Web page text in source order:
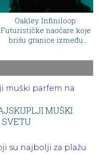
Nova Prada x Gentle
Monster kolekcija krije
jedan detalj koji će
ljubitelji mode
MUŠKI
SVETU